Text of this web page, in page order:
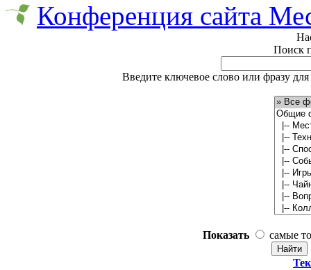
Конференция сайта
Поиск
Введите ключевое слово или фразу
Показать самые